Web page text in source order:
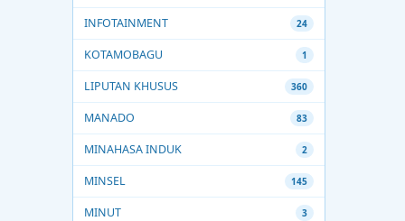
INFOTAINMENT 24
KOTAMOBAGU 1
LIPUTAN KHUSUS 360
MANADO 83
MINAHASA INDUK 2
MINSEL 145
MINUT 3